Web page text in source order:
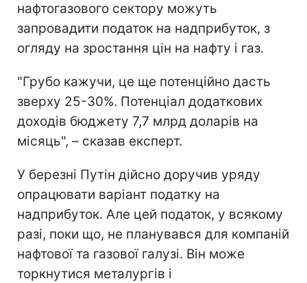
нафтогазового сектору можуть
запровадити податок на надприбуток, з
огляду на зростання цін на нафту і газ.
"Грубо кажучи, це ще потенційно дасть
зверху 25-30%. Потенціал додаткових
доходів бюджету 7,7 млрд доларів на
місяць", – сказав експерт.
У березні Путін дійсно доручив уряду
опрацювати варіант податку на
надприбуток. Але цей податок, у всякому
разі, поки що, не планувався для компаній
нафтової та газової галузі. Він може
торкнутися металургів і